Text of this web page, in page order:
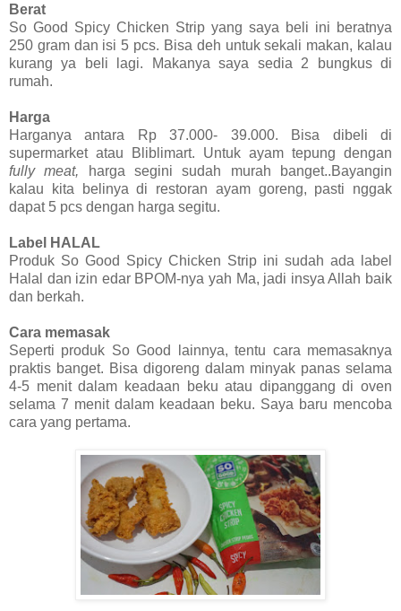
Berat
So Good Spicy Chicken Strip yang saya beli ini beratnya
250 gram dan isi 5 pcs. Bisa deh untuk sekali makan, kalau
kurang ya beli lagi. Makanya saya sedia 2 bungkus di
rumah.
Harga
Harganya antara Rp 37.000- 39.000. Bisa dibeli di
supermarket atau Bliblimart. Untuk ayam tepung dengan
fully meat,
harga segini sudah murah banget..Bayangin
kalau kita belinya di restoran ayam goreng, pasti nggak
dapat 5 pcs dengan harga segitu.
Label HALAL
Produk So Good Spicy Chicken Strip ini sudah ada label
Halal dan izin edar BPOM-nya yah Ma, jadi insya Allah baik
dan berkah.
Cara memasak
Seperti produk So Good lainnya, tentu cara memasaknya
praktis banget. Bisa digoreng dalam minyak panas selama
4-5 menit dalam keadaan beku atau dipanggang di oven
selama 7 menit dalam keadaan beku. Saya baru mencoba
cara yang pertama.